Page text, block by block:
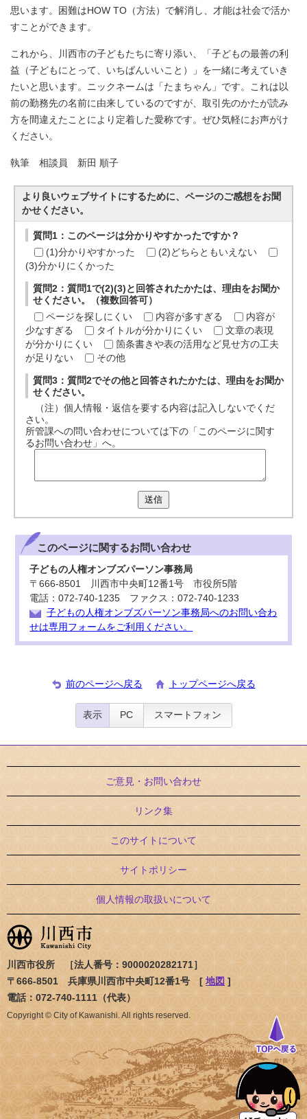
思います。困難はHOW TO（方法）で解消し、才能は社会で活か
すことができます。
これから、川西市の子どもたちに寄り添い、「子どもの最善の利
益（子どもにとって、いちばんいいこと）」を一緒に考えていき
たいと思います。ニックネームは「たまちゃん」です。これは以
前の勤務先の名前に由来しているのですが、取引先のかたが読み
方を間違えたことにより定着した愛称です。ぜひ気軽にお声がけ
ください。
執筆 相談員 新田 順子
より良いウェブサイトにするために、ページのご感想をお聞
かせください。
質問1：このページは分かりやすかったですか？
(1)分かりやすかった
(2)どちらともいえない
(3)分かりにくかった
質問2：質問1で(2)(3)と回答されたかたは、理由をお聞か
せください。（複数回答可）
ページを探しにくい
内容が多すぎる
内容が
少なすぎる
タイトルが分かりにくい
文章の表現
が分かりにくい
箇条書きや表の活用など見せ方の工夫
が足りない
その他
質問3：質問2でその他と回答されたかたは、理由をお聞か
せください。
（注）個人情報・返信を要する内容は記入しないでくだ
さい。
所管課への問い合わせについては下の「このページに関す
るお問い合わせ」へ。
送信
このページに関するお問い合わせ
子どもの人権オンブズパーソン事務局
〒666-8501 川西市中央町12番1号 市役所5階
電話：072-740-1235 ファクス：072-740-1233
子どもの人権オンブズパーソン事務局へのお問い合わ
せは専用フォームをご利用ください。
前のページへ戻る トップページへ戻る
表示 PC スマートフォン
ご意見・お問い合わせ
リンク集
このサイトについて
サイトポリシー
個人情報の取扱いについて
川西市役所 ［法人番号：9000020282171］
〒666-8501 兵庫県川西市中央町12番1号 [ 地図 ]
電話：072-740-1111（代表）
Copyright © City of Kawanishi. All rights reserved.